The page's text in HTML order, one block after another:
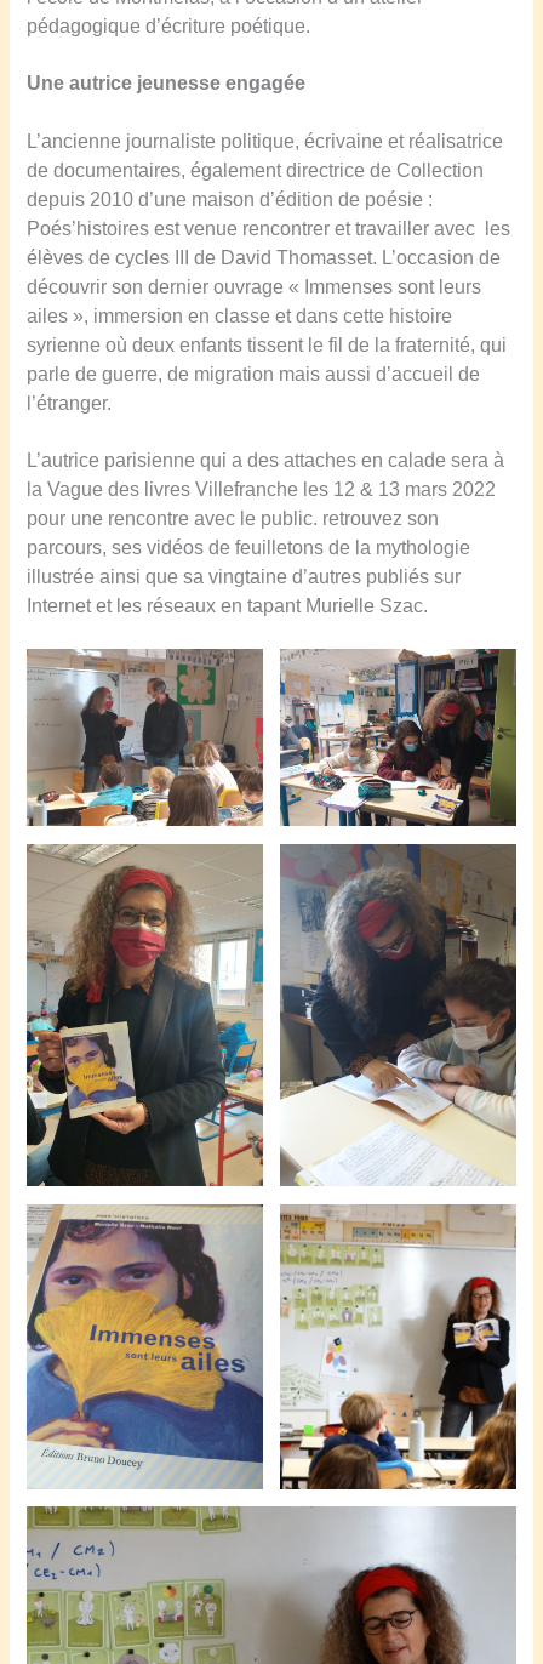
pédagogique d’écriture poétique.
Une autrice jeunesse engagée
L’ancienne journaliste politique, écrivaine et réalisatrice
de documentaires, également directrice de Collection
depuis 2010 d’une maison d’édition de poésie :
Poés’histoires est venue rencontrer et travailler avec les
élèves de cycles III de David Thomasset. L’occasion de
découvrir son dernier ouvrage « Immenses sont leurs
ailes », immersion en classe et dans cette histoire
syrienne où deux enfants tissent le fil de la fraternité, qui
parle de guerre, de migration mais aussi d’accueil de
l’étranger.
L’autrice parisienne qui a des attaches en calade sera à
la Vague des livres Villefranche les 12 & 13 mars 2022
pour une rencontre avec le public. retrouvez son
parcours, ses vidéos de feuilletons de la mythologie
illustrée ainsi que sa vingtaine d’autres publiés sur
Internet et les réseaux en tapant Murielle Szac.